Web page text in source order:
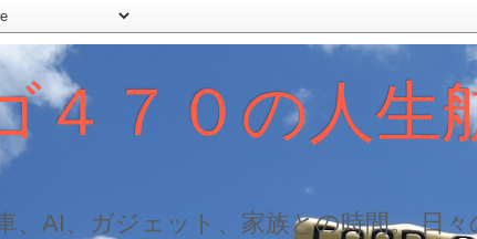
４７０の人生
、AI、ガジェット、家族との時間。 日